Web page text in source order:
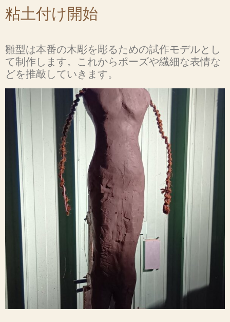
粘土付け開始
雛型は本番の木彫を彫るための試作モデルとし
て制作します。これからポーズや繊細な表情な
どを推敲していきます。